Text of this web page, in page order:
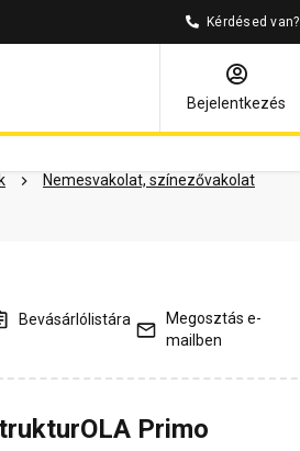
Kérdésed van?
Bejelentkezés
Nemesvakolat, színezővakolat
Kérdések és válaszok
Bevásárlólistára
Megosztás e-
mailben
Primo